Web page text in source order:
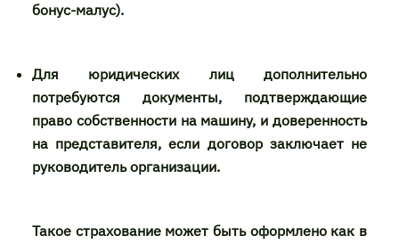
бонус-малус).
Для юридических лиц дополнительно
потребуются документы, подтверждающие
право собственности на машину, и доверенность
на представителя, если договор заключает не
руководитель организации.
Такое страхование может быть оформлено как в